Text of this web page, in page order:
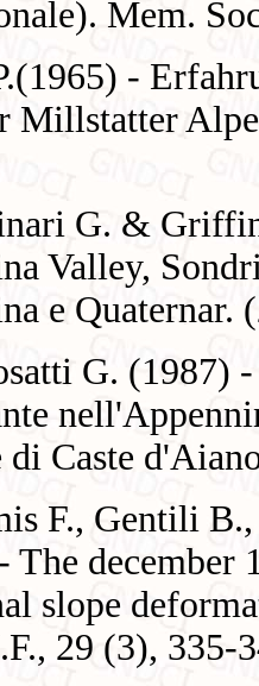
Mem.
-
Millstatter
G. &
Valley,
e Quaternar.
G. (1987)
Caste
F., Gentili
december
slope
29 (3), 335-